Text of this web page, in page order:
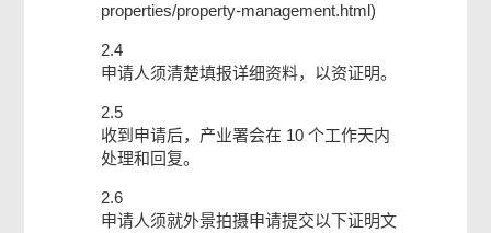
properties/property-management.html)
2.4
申请人须清楚填报详细资料，以资证明。
2.5
收到申请后，产业署会在 10 个工作天内
处理和回复。
2.6
申请人须就外景拍摄申请提交以下证明文